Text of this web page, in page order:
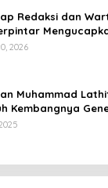
Redaksi dan
Fitri 1447 Hijriyah
2026
Muhammad
Kembangnya
dan Berkarakter